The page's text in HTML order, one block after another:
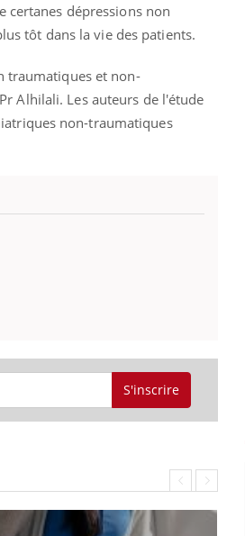
certanes dépressions non
tôt dans la vie des patients.
traumatiques et non-
Alhilali. Les auteurs de l'étude
non-traumatiques
S'inscrire